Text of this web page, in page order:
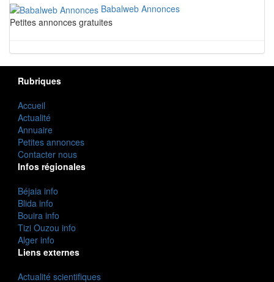
Babalweb Annonces
Petites annonces gratuites
Rubriques
Accueil
Actualité
Annuaire
Petites annonces
Contacter nous
Infos régionales
Béjaia info
Blida info
Bouira info
Tizi Ouzou info
Alger info
Liens externes
Actualité scientifiques